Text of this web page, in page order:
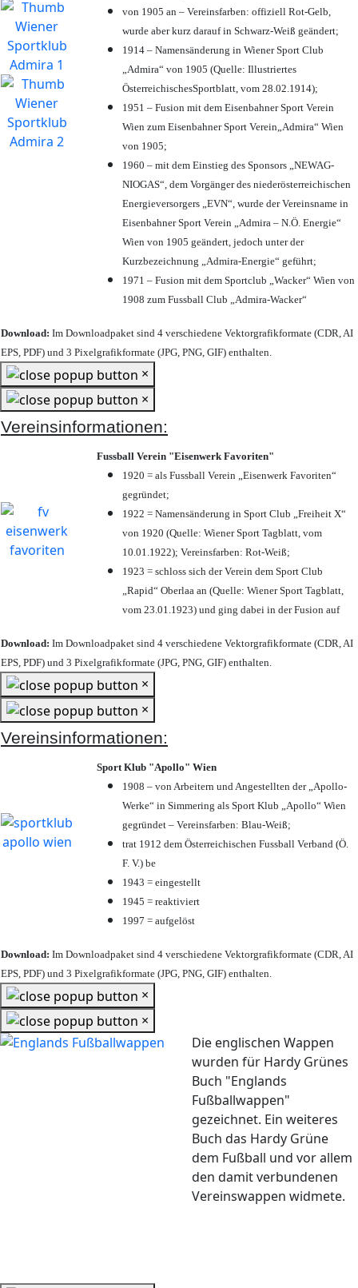
von 1905 an – Vereinsfarben: offiziell Rot-Gelb,
wurde aber kurz darauf in Schwarz-Weiß geändert;
1914 – Namensänderung in Wiener Sport Club
„Admira“ von 1905 (Quelle: Illustriertes
ÖsterreichischesSportblatt, vom 28.02.1914);
1951 – Fusion mit dem Eisenbahner Sport Verein
Wien zum Eisenbahner Sport Verein„Admira“ Wien
von 1905;
1960 – mit dem Einstieg des Sponsors „NEWAG-
NIOGAS“, dem Vorgänger des niederösterreichischen
Energieversorgers „EVN“, wurde der Vereinsname in
Eisenbahner Sport Verein „Admira – N.Ö. Energie“
Wien von 1905 geändert, jedoch unter der
Kurzbezeichnung „Admira-Energie“ geführt;
1971 – Fusion mit dem Sportclub „Wacker“ Wien von
1908 zum Fussball Club „Admira-Wacker“
Download: Im Downloadpaket sind 4 verschiedene Vektorgrafikformate (CDR, AI
EPS, PDF) und 3 Pixelgrafikformate (JPG, PNG, GIF) enthalten.
×
×
Vereinsinformationen:
Fussball Verein "Eisenwerk Favoriten"
1920 = als Fussball Verein „Eisenwerk Favoriten“
gegründet;
1922 = Namensänderung in Sport Club „Freiheit X“
von 1920 (Quelle: Wiener Sport Tagblatt, vom
10.01.1922); Vereinsfarben: Rot-Weiß;
1923 = schloss sich der Verein dem Sport Club
„Rapid“ Oberlaa an (Quelle: Wiener Sport Tagblatt,
vom 23.01.1923) und ging dabei in der Fusion auf
Download: Im Downloadpaket sind 4 verschiedene Vektorgrafikformate (CDR, AI
EPS, PDF) und 3 Pixelgrafikformate (JPG, PNG, GIF) enthalten.
×
×
Vereinsinformationen:
Sport Klub "Apollo" Wien
1908 – von Arbeitern und Angestellten der „Apollo-
Werke“ in Simmering als Sport Klub „Apollo“ Wien
gegründet – Vereinsfarben: Blau-Weiß;
trat 1912 dem Österreichischen Fussball Verband (Ö.
F. V.) be
1943 = eingestellt
1945 = reaktiviert
1997 = aufgelöst
Download: Im Downloadpaket sind 4 verschiedene Vektorgrafikformate (CDR, AI
EPS, PDF) und 3 Pixelgrafikformate (JPG, PNG, GIF) enthalten.
×
×
Die englischen Wappen
wurden für Hardy Grünes
Buch "Englands
Fußballwappen"
gezeichnet. Ein weiteres
Buch das Hardy Grüne
dem Fußball und vor allem
den damit verbundenen
Vereinswappen widmete.